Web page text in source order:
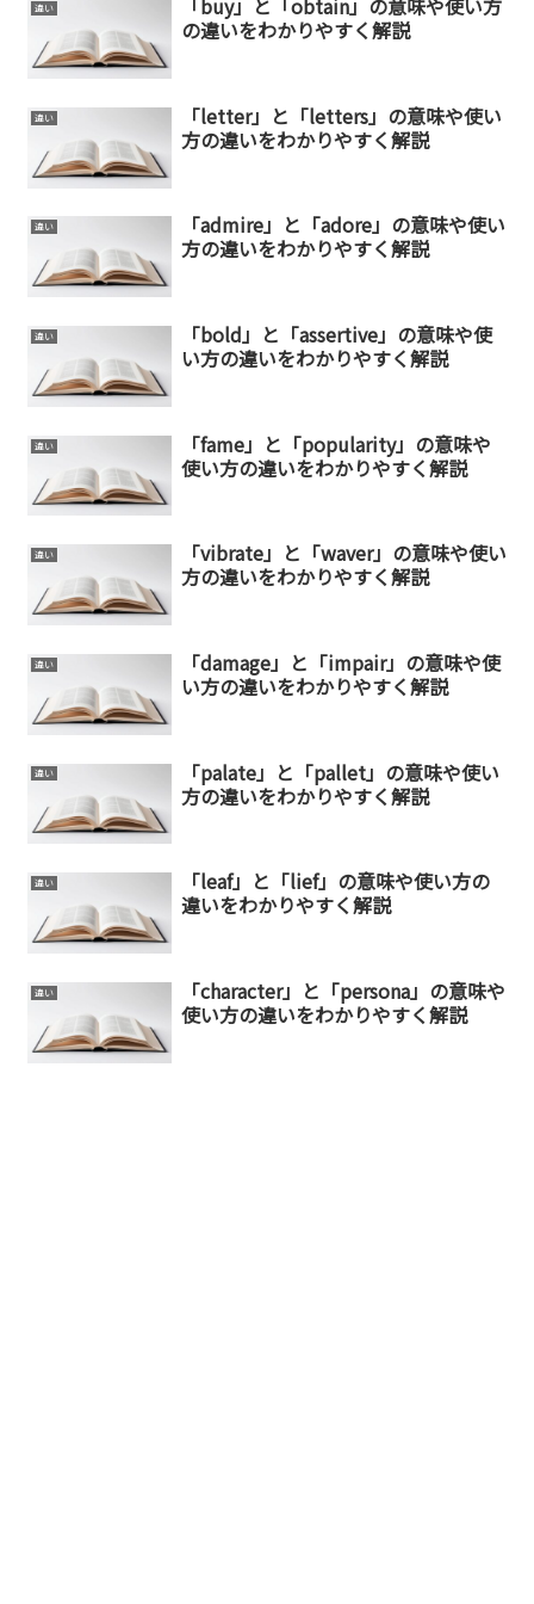
違い
「buy」と「obtain」の意味や使い方
の違いをわかりやすく解説
違い
「letter」と「letters」の意味や使い
方の違いをわかりやすく解説
違い
「admire」と「adore」の意味や使い
方の違いをわかりやすく解説
違い
「bold」と「assertive」の意味や使
い方の違いをわかりやすく解説
違い
「fame」と「popularity」の意味や
使い方の違いをわかりやすく解説
違い
「vibrate」と「waver」の意味や使い
方の違いをわかりやすく解説
違い
「damage」と「impair」の意味や使
い方の違いをわかりやすく解説
違い
「palate」と「pallet」の意味や使い
方の違いをわかりやすく解説
違い
「leaf」と「lief」の意味や使い方の
違いをわかりやすく解説
違い
「character」と「persona」の意味や
使い方の違いをわかりやすく解説